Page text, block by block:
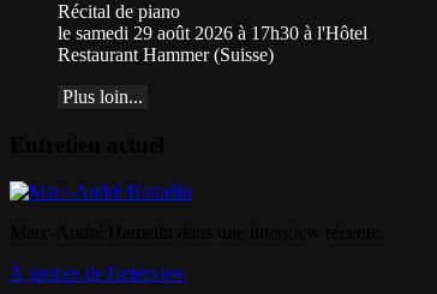
Récital de piano
le samedi 29 août 2026 à 17h30 à l'Hôtel
Restaurant Hammer (Suisse)
Plus loin...
À propos de l'interview